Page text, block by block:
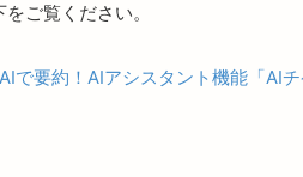
ご覧ください。
で要約！AIアシスタント機能「AI